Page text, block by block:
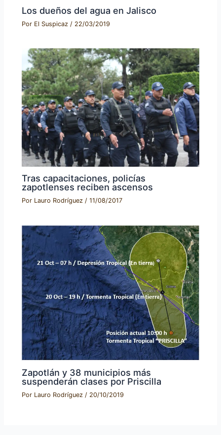
Los dueños del agua en Jalisco
Por El Suspicaz / 22/03/2019
Tras capacitaciones, policías
zapotlenses reciben ascensos
Por Lauro Rodríguez/11/08/2017
Zapotlán y 38 municipios más
suspenderán clases por Priscilla
Por Lauro Rodríguez/ 20/10/2019